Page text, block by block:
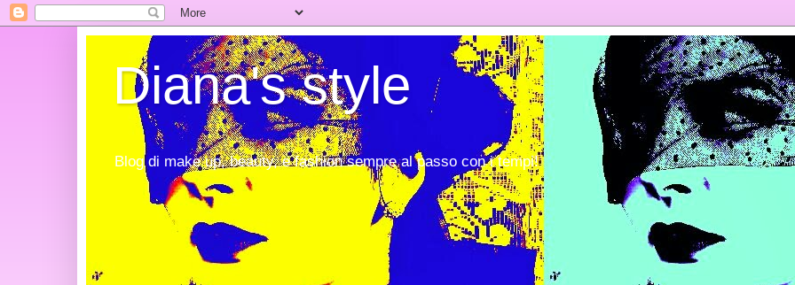
Diana's style
Blog di make up, beauty, e fashion sempre al passo con i tempi!